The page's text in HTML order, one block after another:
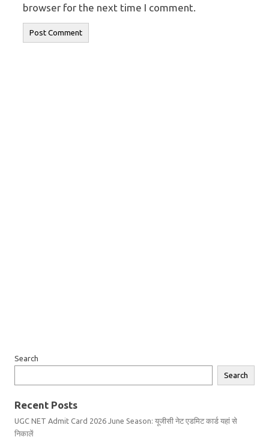
browser for the next time I comment.
Search
Search
Recent Posts
UGC NET Admit Card 2026 June Season: यूजीसी नेट एडमिट कार्ड यहां से
निकालें